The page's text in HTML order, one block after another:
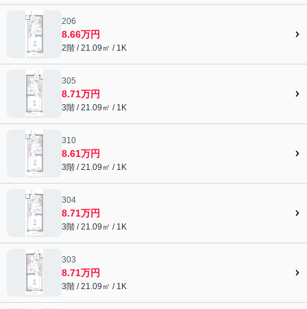
206
8.66万円
2階 / 21.09㎡ / 1K
305
8.71万円
3階 / 21.09㎡ / 1K
310
8.61万円
3階 / 21.09㎡ / 1K
304
8.71万円
3階 / 21.09㎡ / 1K
303
8.71万円
3階 / 21.09㎡ / 1K